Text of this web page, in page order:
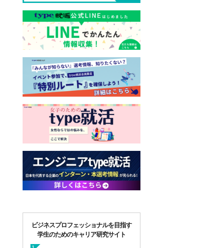
ビジネスプロフェッショナルを目指す
学生のためのキャリア研究サイト